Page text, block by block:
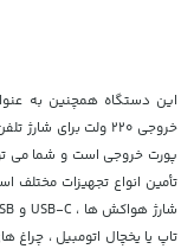
پورت خروجی است و شما می
تاپ یا یخچال اتومبیل ،